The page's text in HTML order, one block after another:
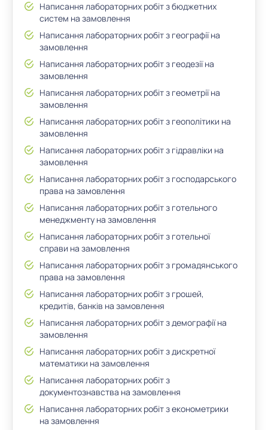
Написання лабораторних робіт з бюджетних
систем на замовлення
Написання лабораторних робіт з географії на
замовлення
Написання лабораторних робіт з геодезії на
замовлення
Написання лабораторних робіт з геометрії на
замовлення
Написання лабораторних робіт з геополітики на
замовлення
Написання лабораторних робіт з гідравліки на
замовлення
Написання лабораторних робіт з господарського
права на замовлення
Написання лабораторних робіт з готельного
менеджменту на замовлення
Написання лабораторних робіт з готельної
справи на замовлення
Написання лабораторних робіт з громадянського
права на замовлення
Написання лабораторних робіт з грошей,
кредитів, банків на замовлення
Написання лабораторних робіт з демографії на
замовлення
Написання лабораторних робіт з дискретної
математики на замовлення
Написання лабораторних робіт з
документознавства на замовлення
Написання лабораторних робіт з економетрики
на замовлення